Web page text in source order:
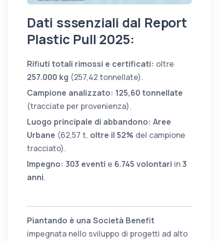
Dati sssenziali dal Report
Plastic Pull 2025:
Rifiuti totali rimossi e certificati: oltre
257.000 kg (257,42 tonnellate).
Campione analizzato: 125,60 tonnellate
(tracciate per provenienza).
Luogo principale di abbandono: Aree
Urbane (62,57 t, oltre il 52% del campione
tracciato).
Impegno: 303 eventi e 6.745 volontari in3
anni.
Piantando è una Società Benefit
impegnata nello sviluppo di progetti ad alto